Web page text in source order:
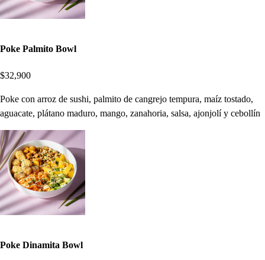
Poke Palmito Bowl
$32,900
Poke con arroz de sushi, palmito de cangrejo tempura, maíz tostado,
aguacate, plátano maduro, mango, zanahoria, salsa, ajonjolí y cebollín
Poke Dinamita Bowl